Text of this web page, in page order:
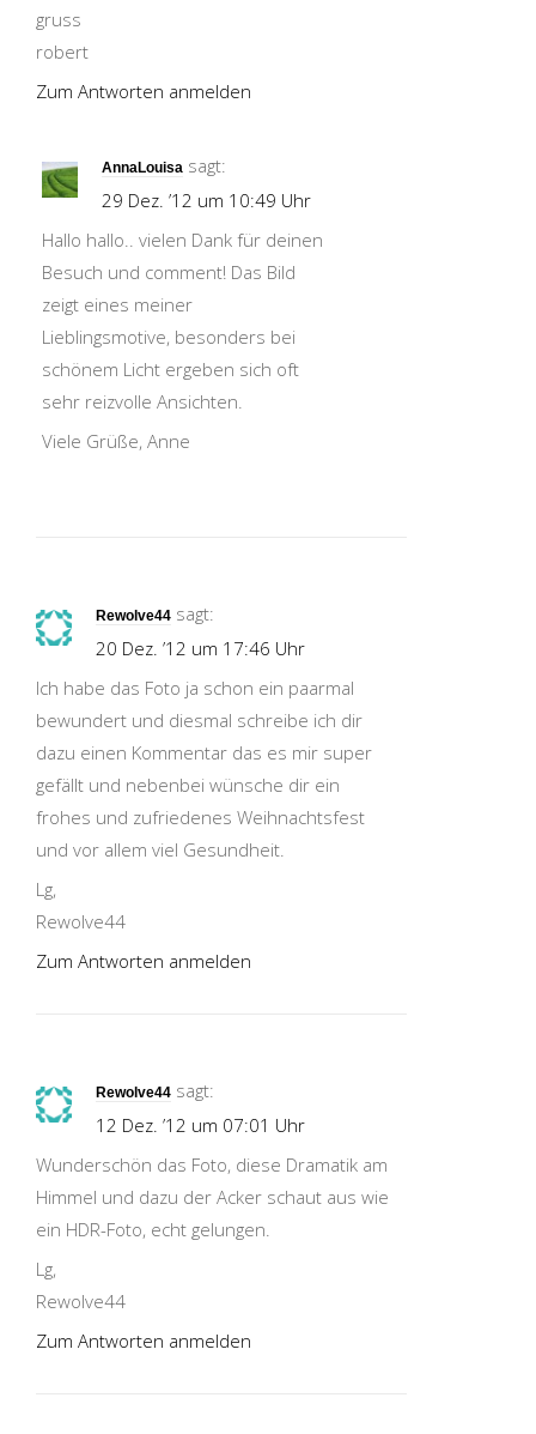
gruss
robert
Zum Antworten anmelden
AnnaLouisa sagt:
29 Dez. ’12 um 10:49 Uhr
Hallo hallo.. vielen Dank für deinen
Besuch und comment! Das Bild
zeigt eines meiner
Lieblingsmotive, besonders bei
schönem Licht ergeben sich oft
sehr reizvolle Ansichten.
Viele Grüße, Anne
Rewolve44 sagt:
20 Dez. ’12 um 17:46 Uhr
Ich habe das Foto ja schon ein paarmal
bewundert und diesmal schreibe ich dir
dazu einen Kommentar das es mir super
gefällt und nebenbei wünsche dir ein
frohes und zufriedenes Weihnachtsfest
und vor allem viel Gesundheit.
Lg,
Rewolve44
Zum Antworten anmelden
Rewolve44 sagt:
12 Dez. ’12 um 07:01 Uhr
Wunderschön das Foto, diese Dramatik am
Himmel und dazu der Acker schaut aus wie
ein HDR-Foto, echt gelungen.
Lg,
Rewolve44
Zum Antworten anmelden